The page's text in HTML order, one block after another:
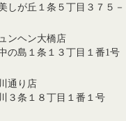
しが丘１条５丁目３７５－
ンヘン大橋店
の島１条１３丁目１番1号
通り店
３条１８丁目１番１号